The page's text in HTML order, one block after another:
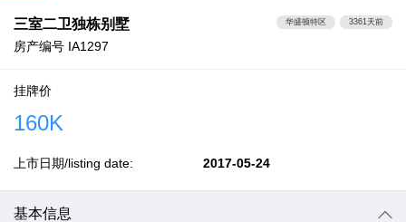
三室二卫独栋别墅
房产编号 IA1297
华盛顿特区 3361天前
挂牌价
160K
上市日期/listing date: 2017-05-24
基本信息